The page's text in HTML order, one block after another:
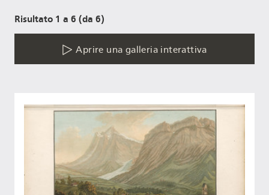
Risultato 1 a 6 (da 6)
Aprire una galleria interattiva